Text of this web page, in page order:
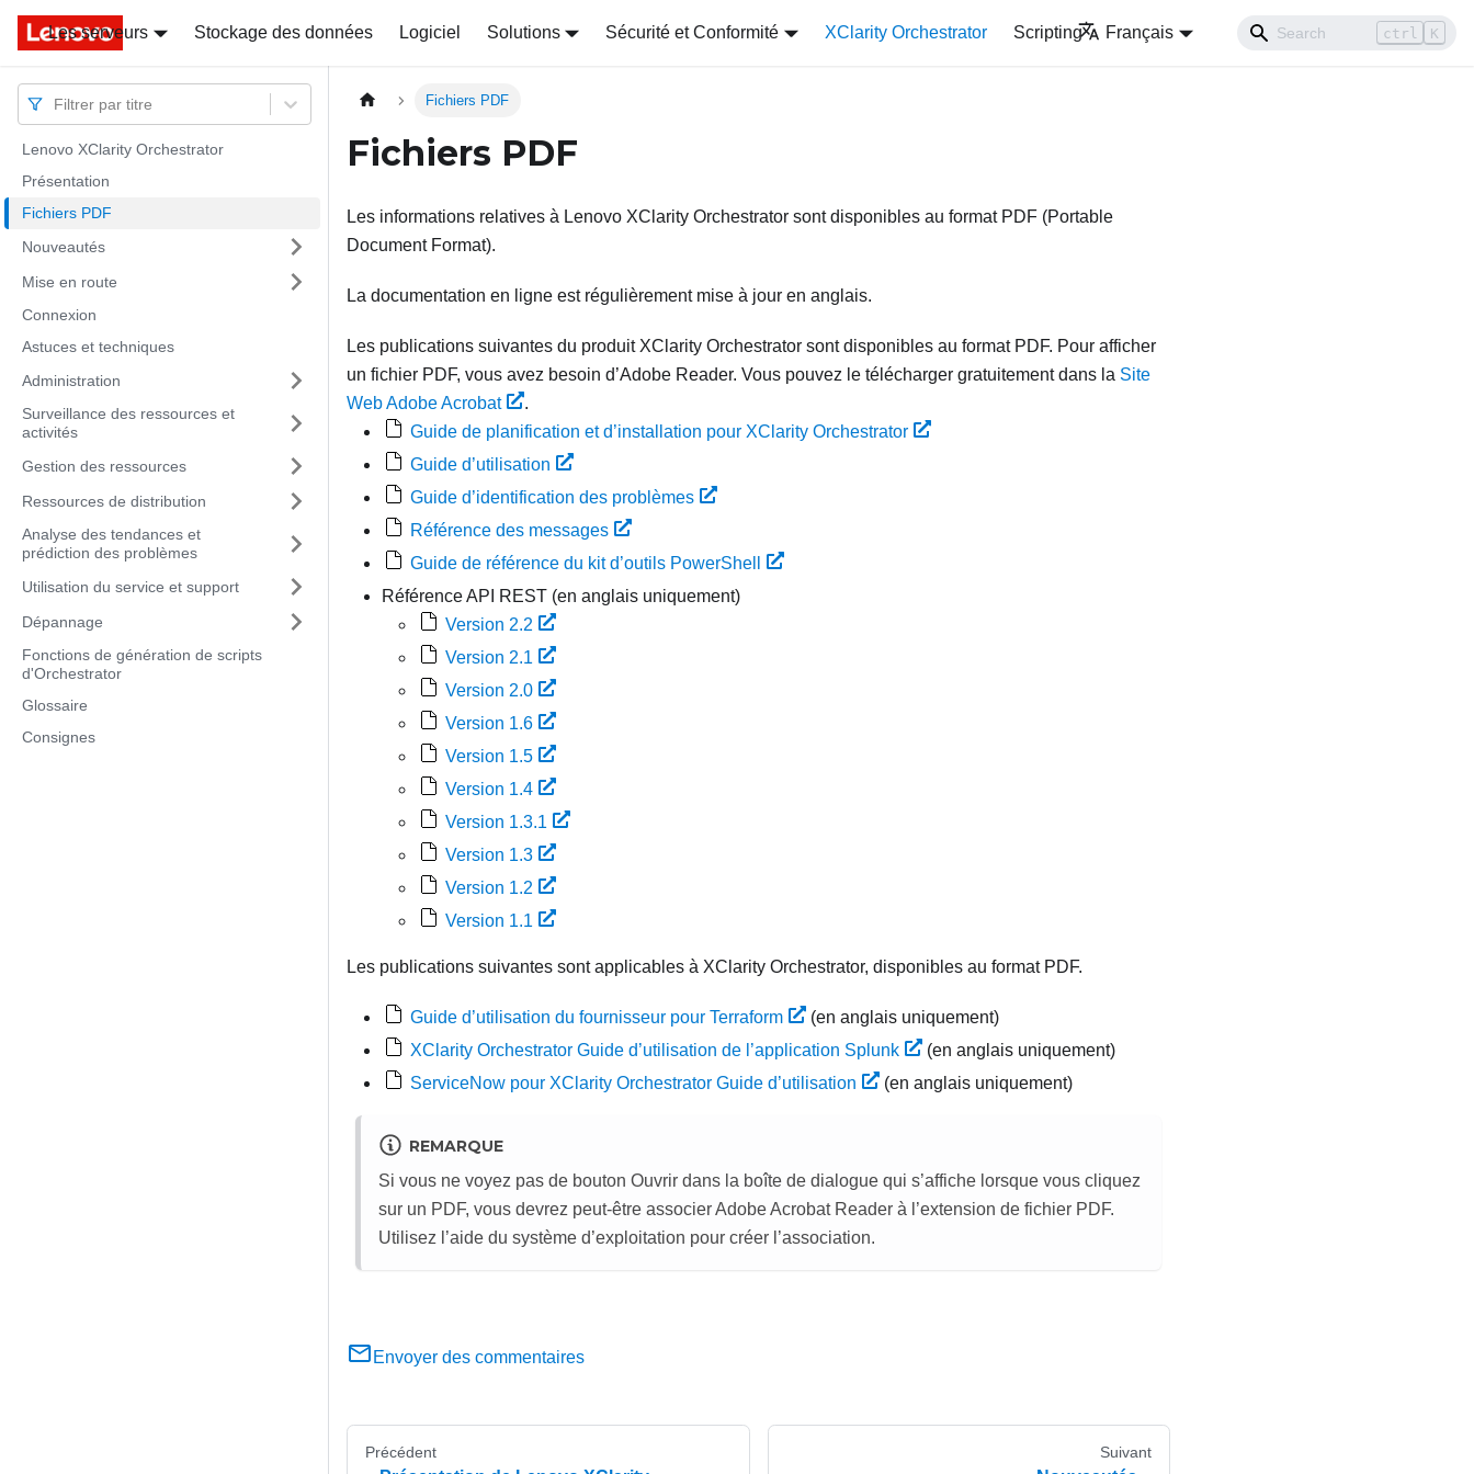
Docs
Les serveurs Stockage des données Logiciel Solutions Sécurité et Conformité XClarity Orchestrator Scripting Français ctrl K
Docs
Filtrer par titre
Lenovo XClarity Orchestrator
Présentation
Fichiers PDF
Nouveautés
Mise en route
Connexion
Astuces et techniques
Administration
Surveillance des ressources et
activités
Gestion des ressources
Ressources de distribution
Analyse des tendances et
prédiction des problèmes
Utilisation du service et support
Dépannage
Fonctions de génération de scripts
d'Orchestrator
Glossaire
Consignes
Fichiers PDF
Fichiers PDF
Les informations relatives à Lenovo XClarity Orchestrator sont disponibles au format PDF (Portable
Document Format).
La documentation en ligne est régulièrement mise à jour en anglais.
Les publications suivantes du produit XClarity Orchestrator sont disponibles au format PDF. Pour afficher
un fichier PDF, vous avez besoin d’Adobe Reader. Vous pouvez le télécharger gratuitement dans la Site
Web Adobe Acrobat
.
Guide de planification et d’installation pour XClarity Orchestrator
Guide d’utilisation
Guide d’identification des problèmes
Référence des messages
Guide de référence du kit d’outils PowerShell
Référence API REST (en anglais uniquement)
Version 2.2
Version 2.1
Version 2.0
Version 1.6
Version 1.5
Version 1.4
Version 1.3.1
Version 1.3
Version 1.2
Version 1.1
Les publications suivantes sont applicables à XClarity Orchestrator, disponibles au format PDF.
Guide d’utilisation du fournisseur pour Terraform
(en anglais uniquement)
XClarity Orchestrator Guide d’utilisation de l’application Splunk
(en anglais uniquement)
ServiceNow pour XClarity Orchestrator Guide d’utilisation (en anglais uniquement)
REMARQUE
Si vous ne voyez pas de bouton Ouvrir dans la boîte de dialogue qui s’affiche lorsque vous cliquez
sur un PDF, vous devrez peut-être associer Adobe Acrobat Reader à l’extension de fichier PDF.
Utilisez l’aide du système d’exploitation pour créer l’association.
Envoyer des commentaires
Précédent Suivant